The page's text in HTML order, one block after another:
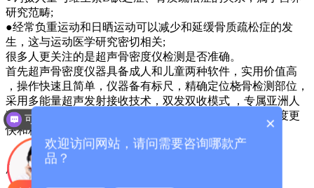
研究范畴;
●经常负重运动和日晒运动可以减少和延缓骨质疏松症的发
生，这与运动医学研究密切相关;
很多人更关注的是超声骨密度仪检测是否准确。
首先超声骨密度仪器具备成人和儿童两种软件，实用价值高
，操作快速且简单，仪器备有标尺，精确定位桡骨检测部位，
采用多能量超声发射接收技术，双发双收模式 ，专属亚洲人
数据库，支持多国语言，软件语言可切换 ，采集数据速度更
快和精度更高，产品稳定性更强 。
厂家咨询电话：13626329298（微信同号）
×
欢迎访问网站，请问需要咨询哪款产
品？